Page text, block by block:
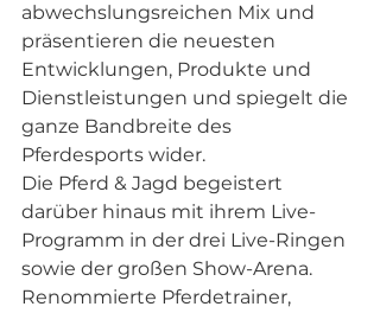
abwechslungsreichen Mix und
präsentieren die neuesten
Entwicklungen, Produkte und
Dienstleistungen und spiegelt die
ganze Bandbreite des
Pferdesports wider.
Die Pferd & Jagd begeistert
darüber hinaus mit ihrem Live-
Programm in der drei Live-Ringen
sowie der großen Show-Arena.
Renommierte Pferdetrainer,